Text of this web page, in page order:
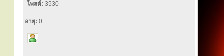
โพสต์: 3530
อายุ: 0